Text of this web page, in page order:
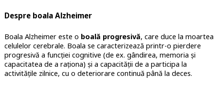
Despre boala Alzheimer
Boala Alzheimer este o boală progresivă, care duce la moartea
celulelor cerebrale. Boala se caracterizează printr-o pierdere
progresivă a funcției cognitive (de ex. gândirea, memoria și
capacitatea de a raționa) și a capacității de a participa la
activitățile zilnice, cu o deteriorare continuă până la deces.